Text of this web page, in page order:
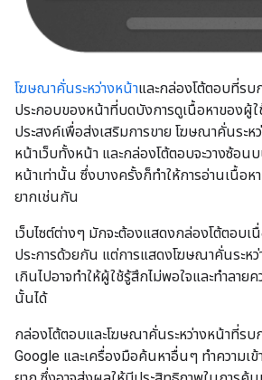
โฆษณาคั่นระหว่างหน้าและกล่องโต้ตอบที่ร
ประกอบของหน้าที่บดบังการดูเนื้อหาของผู้ใ
ประสงค์เพื่อส่งเสริมการขาย โฆษณาคั่นระห
หน้าเว็บทั้งหน้า และกล่องโต้ตอบจะวางซ้อ
หน้าเท่านั้น ซึ่งบางครั้งก็ทำให้การอ่านเนื้อห
ยากเช่นกัน
เว็บไซต์ต่างๆ มักจะต้องแสดงกล่องโต้ตอบเ
ประการด้วยกัน แต่การแสดงโฆษณาคั่นระห
เกินไปอาจทำให้ผู้ใช้รู้สึกไม่พอใจและทำลาย
นั้นได้
กล่องโต้ตอบและโฆษณาคั่นระหว่างหน้าที่รบ
Google และเครื่องมือค้นหาอื่นๆ ทำความเ